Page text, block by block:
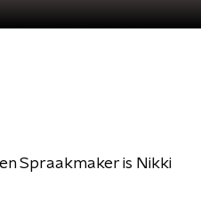
Spraakmaker is Nikki